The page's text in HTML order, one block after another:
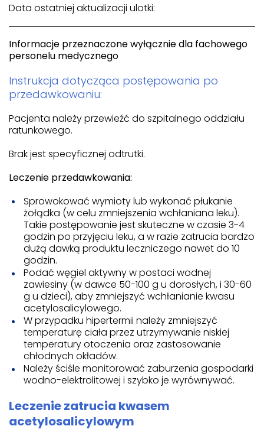
Data ostatniej aktualizacji ulotki:
Informacje przeznaczone wyłącznie dla fachowego
personelu medycznego
Instrukcja dotycząca postępowania po
przedawkowaniu:
Pacjenta należy przewieźć do szpitalnego oddziału
ratunkowego.
Brak jest specyficznej odtrutki.
Leczenie przedawkowania:
Sprowokować wymioty lub wykonać płukanie
żołądka (w celu zmniejszenia wchłaniana leku).
Takie postępowanie jest skuteczne w czasie 3-4
godzin po przyjęciu leku, a w razie zatrucia bardzo
dużą dawką produktu leczniczego nawet do 10
godzin.
Podać węgiel aktywny w postaci wodnej
zawiesiny (w dawce 50-100 g u dorosłych, i 30-60
g u dzieci), aby zmniejszyć wchłanianie kwasu
acetylosalicylowego.
W przypadku hipertermii należy zmniejszyć
temperaturę ciała przez utrzymywanie niskiej
temperatury otoczenia oraz zastosowanie
chłodnych okładów.
Należy ściśle monitorować zaburzenia gospodarki
wodno-elektrolitowej i szybko je wyrównywać.
Leczenie zatrucia kwasem
acetylosalicylowym